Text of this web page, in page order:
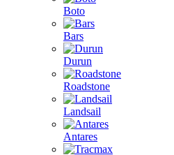
Boto
Bars
Durun
Roadstone
Landsail
Antares